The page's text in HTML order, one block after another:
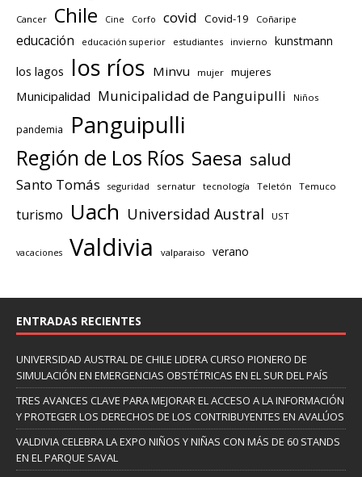
Cancer Chile Cine Corfo covid Covid-19 Coñaripe
educación educación superior estudiantes invierno kunstmann
los lagos los ríos Minvu mujer mujeres
Municipalidad Municipalidad de Panguipulli Niños
pandemia Panguipulli
Región de Los Ríos Saesa salud
Santo Tomás seguridad sernatur tecnología Teletón Temuco
turismo Uach Universidad Austral UST
vacaciones Valdivia valparaiso verano
ENTRADAS RECIENTES
UNIVERSIDAD AUSTRAL DE CHILE LIDERA CURSO PIONERO DE
SIMULACIÓN EN EMERGENCIAS OBSTÉTRICAS EN EL SUR DEL PAÍS
TRES AVANCES CLAVE PARA MEJORAR EL ACCESO A LA INFORMACIÓN
Y PROTEGER LOS DERECHOS DE LOS CONTRIBUYENTES EN AVALÚOS
VALDIVIA CELEBRA LA EXPO NIÑOS Y NIÑAS CON MÁS DE 60 STANDS
EN EL PARQUE SAVAL